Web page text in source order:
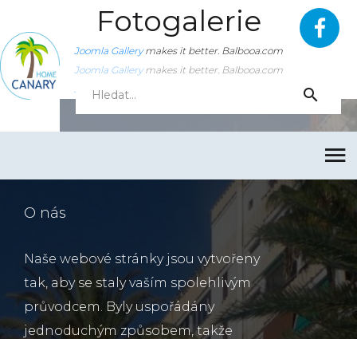
Fotogalerie
Joomla Gallerymakes it better. Balbooa.com
Joomla Gallerymakes it better. Balbooa.com
Joomla Gallery
O nás
Naše webové stránky jsou vytvořeny
tak, aby se staly vaším spolehlivým
průvodcem. Byly uspořádány
jednoduchým způsobem, takže